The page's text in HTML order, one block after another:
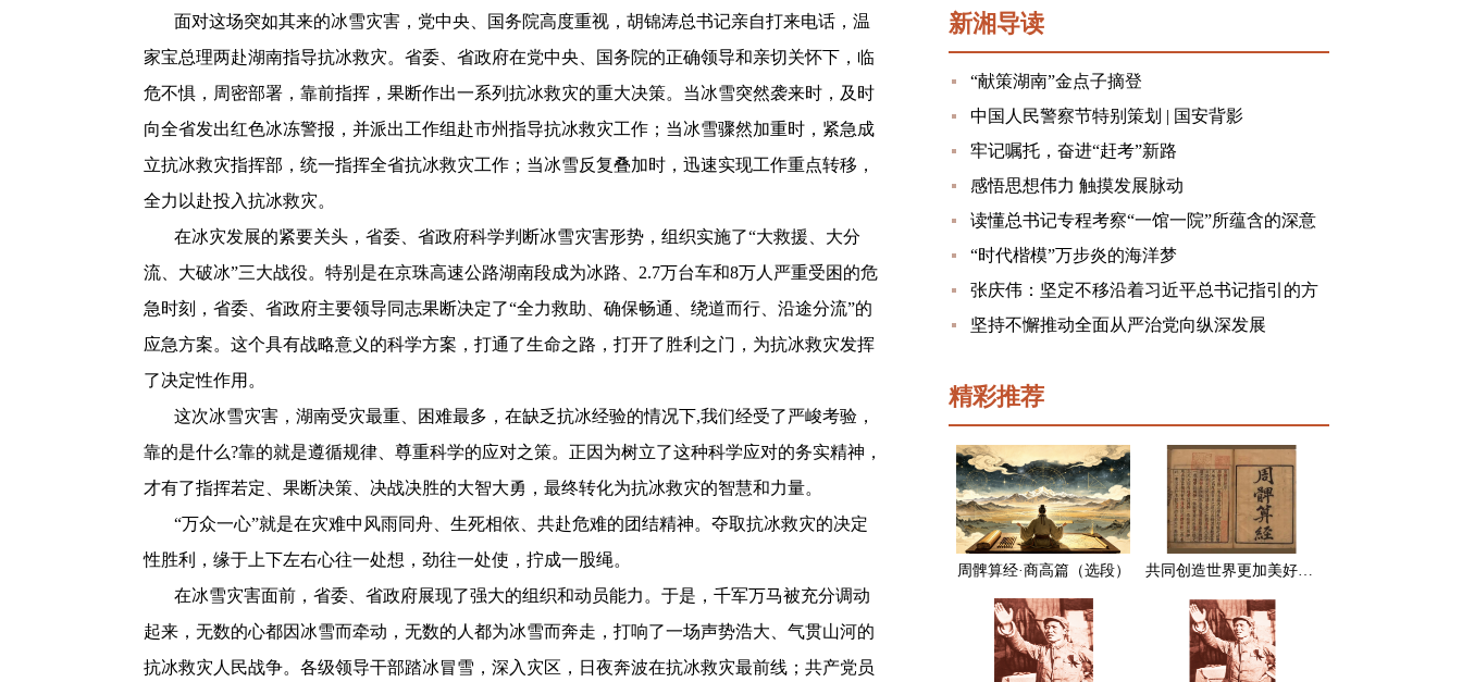
面对这场突如其来的冰雪灾害，党中央、国务院高度重视，胡锦涛总书记亲自打来电话，温
家宝总理两赴湖南指导抗冰救灾。省委、省政府在党中央、国务院的正确领导和亲切关怀下，临
危不惧，周密部署，靠前指挥，果断作出一系列抗冰救灾的重大决策。当冰雪突然袭来时，及时
向全省发出红色冰冻警报，并派出工作组赴市州指导抗冰救灾工作；当冰雪骤然加重时，紧急成
立抗冰救灾指挥部，统一指挥全省抗冰救灾工作；当冰雪反复叠加时，迅速实现工作重点转移，
全力以赴投入抗冰救灾。
在冰灾发展的紧要关头，省委、省政府科学判断冰雪灾害形势，组织实施了“大救援、大分
流、大破冰”三大战役。特别是在京珠高速公路湖南段成为冰路、 2.7万台车和8万人严重受困的危
急时刻，省委、省政府主要领导同志果断决定了“全力救助、确保畅通、绕道而行、沿途分流”的
应急方案。这个具有战略意义的科学方案，打通了生命之路，打开了胜利之门，为抗冰救灾发挥
了决定性作用。
这次冰雪灾害，湖南受灾最重、困难最多，在缺乏抗冰经验的情况下,我们经受了严峻考验，
靠的是什么?靠的就是遵循规律、尊重科学的应对之策。正因为树立了这种科学应对的务实精神，
才有了指挥若定、果断决策、决战决胜的大智大勇，最终转化为抗冰救灾的智慧和力量。
“万众一心”就是在灾难中风雨同舟、生死相依、共赴危难的团结精神。夺取抗冰救灾的决定
性胜利，缘于上下左右心往一处想，劲往一处使，拧成一股绳。
在冰雪灾害面前，省委、省政府展现了强大的组织和动员能力。于是，千军万马被充分调动
起来，无数的心都因冰雪而牵动，无数的人都为冰雪而奔走，打响了一场声势浩大、气贯山河的
抗冰救灾人民战争。各级领导干部踏冰冒雪，深入灾区，日夜奔波在抗冰救灾最前线；共产党员
新湘导读
“献策湖南”金点子摘登
中国人民警察节特别策划 | 国安背影
牢记嘱托，奋进“赶考”新路
感悟思想伟力 触摸发展脉动
读懂总书记专程考察“一馆一院”所蕴含的深意
“时代楷模”万步炎的海洋梦
张庆伟：坚定不移沿着习近平总书记指引的方
向前进 凝心聚力奋进新征程建功新时代谱写新
坚持不懈推动全面从严治党向纵深发展
精彩推荐
周髀算经·商高篇（选段） 共同创造世界更加美好的未来